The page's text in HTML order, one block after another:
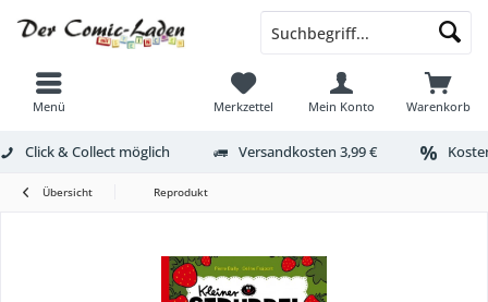
Menü Warenkorb
Merkzettel Mein Konto
Click & Collect möglich Versandkosten 3,99 €
Übersicht Reprodukt